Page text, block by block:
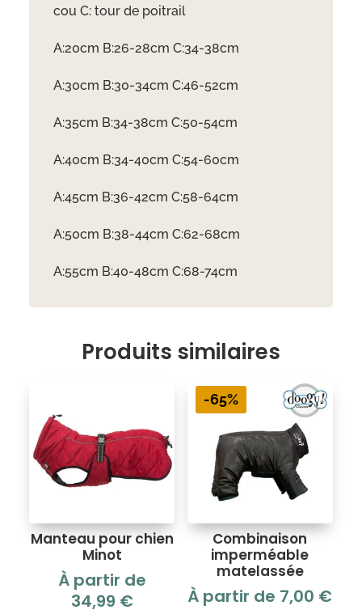
cou C: tour de poitrail
A:20cm B:26-28cm C:34-38cm
A:30cm B:30-34cm C:46-52cm
A:35cm B:34-38cm C:50-54cm
A:40cm B:34-40cm C:54-60cm
A:45cm B:36-42cm C:58-64cm
A:50cm B:38-44cm C:62-68cm
A:55cm B:40-48cm C:68-74cm
Produits similaires
Manteau pour chien
Minot
À partir de
34,99 €
-65%
Combinaison
imperméable
matelassée
À partir de 7,00 €